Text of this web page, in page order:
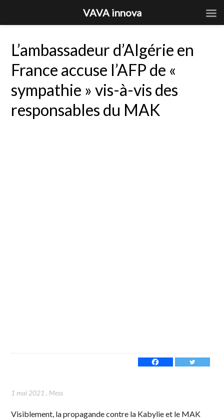
L’ambassadeur d’Algérie en
France accuse l’AFP de «
sympathie » vis-à-vis des
responsables du MAK
1 mai 2021 , Mess
Visiblement, la propagande contre la Kabylie et le MAK
VAVA innova